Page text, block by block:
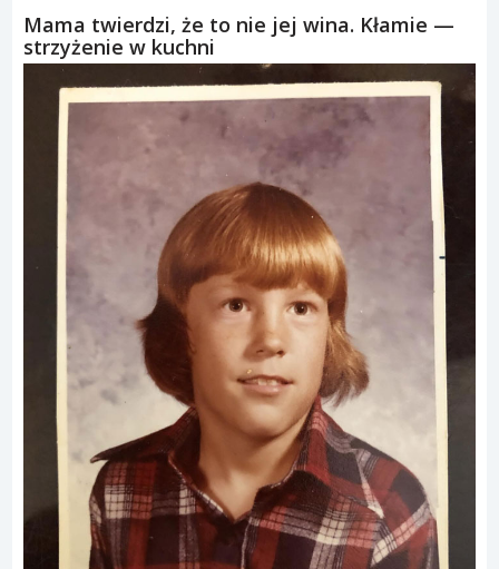
Mama twierdzi, że to nie jej wina. Kłamie —
strzyżenie w kuchni